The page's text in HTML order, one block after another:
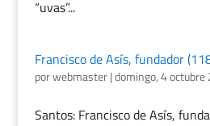
“uvas”...
Francisco de Asís, fundador
porwebmaster|domingo, 4 octubre
Santos: Francisco de Asís,